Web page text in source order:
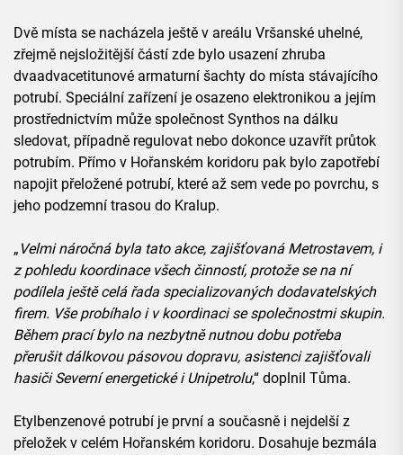
Dvě místa se nacházela ještě v areálu Vršanské uhelné,
zřejmě nejsložitější částí zde bylo usazení zhruba
dvaadvacetitunové armaturní šachty do místa stávajícího
potrubí. Speciální zařízení je osazeno elektronikou a jejím
prostřednictvím může společnost Synthos na dálku
sledovat, případně regulovat nebo dokonce uzavřít průtok
potrubím. Přímo v Hořanském koridoru pak bylo zapotřebí
napojit přeložené potrubí, které až sem vede po povrchu, s
jeho podzemní trasou do Kralup.
„ Velmi náročná byla tato akce, zajišťovaná Metrostavem, i
z pohledu koordinace všech činností, protože se na ní
podílela ještě celá řada specializovaných dodavatelských
firem. Vše probíhalo i v koordinaci se společnostmi skupin.
Během prací bylo na nezbytně nutnou dobu potřeba
přerušit dálkovou pásovou dopravu, asistenci zajišťovali
hasiči Severní energetické i Unipetrolu,“ doplnil Tůma.
Etylbenzenové potrubí je první a současně i nejdelší z
přeložek v celém Hořanském koridoru. Dosahuje bezmála